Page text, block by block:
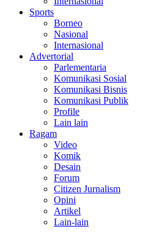
Sports
Borneo
Nasional
Internasional
Advertorial
Parlementaria
Komunikasi Sosial
Komunikasi Bisnis
Komunikasi Publik
Profile
Lain lain
Ragam
Video
Komik
Desain
Forum
Citizen Jurnalism
Opini
Artikel
Lain-lain